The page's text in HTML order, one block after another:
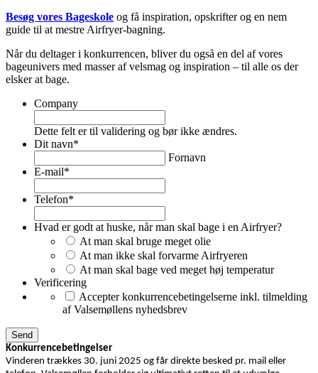
Besøg vores Bageskole og få inspiration, opskrifter og en nem
guide til at mestre Airfryer-bagning.
Når du deltager i konkurrencen, bliver du også en del af vores
bageunivers med masser af velsmag og inspiration – til alle os der
elsker at bage.
Company
Dette felt er til validering og bør ikke ændres.
Dit navn*
Fornavn
E-mail*
Telefon*
Hvad er godt at huske, når man skal bage i en Airfryer?
At man skal bruge meget olie
At man ikke skal forvarme Airfryeren
At man skal bage ved meget høj temperatur
Verificering
Accepter konkurrencebetingelserne inkl. tilmelding
af Valsemøllens nyhedsbrev
Konkurrencebetingelser
Vinderen trækkes 30. juni 2025 og får direkte besked pr. mail eller